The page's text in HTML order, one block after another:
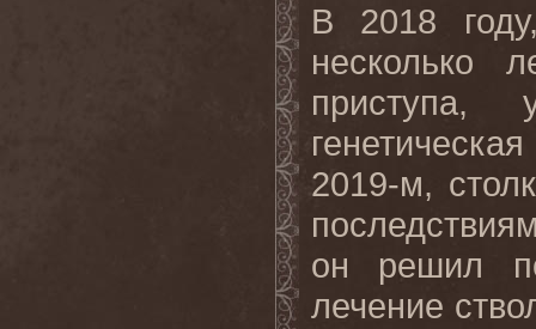
В 2018
несколько
приступа,
2019-м,
он решил
лечение